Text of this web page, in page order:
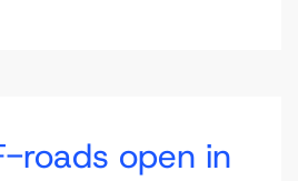
roads open in